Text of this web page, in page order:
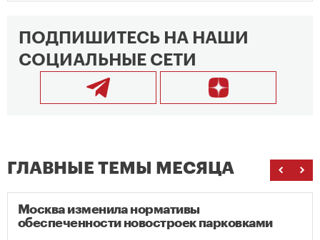
ПОДПИШИТЕСЬ НА НАШИ
СОЦИАЛЬНЫЕ СЕТИ
ГЛАВНЫЕ ТЕМЫ МЕСЯЦА
Москва изменила нормативы
обеспеченности новостроек парковками